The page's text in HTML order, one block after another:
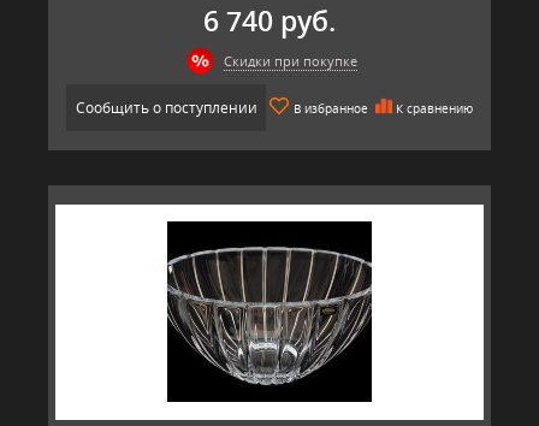
6 740 руб.
Скидки при покупке
Сообщить о поступлении В избранное К сравнению